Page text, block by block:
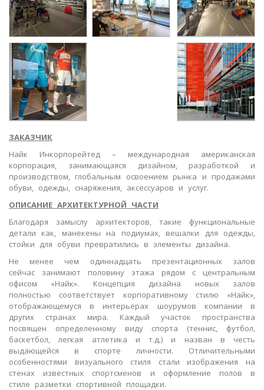
ЗАКАЗЧИК
Найк Инкорпорейтед – международная американская
корпорация, занимающаяся дизайном, разработкой и
производством, глобальным освоением рынка и продажами
обуви, одежды, снаряжения, аксессуаров и услуг.
ОПИСАНИЕ АРХИТЕКТУРНОЙ ЧАСТИ
Благодаря замыслу архитекторов, такие функциональные
детали как, манекены на подиумах, вешалки для одежды,
стойки для обуви превратились в элементы дизайна.
Не менее чем одиннадцать презентационных залов
сейчас занимают половину этажа рядом с центральным
офисом «Найк». Концепция дизайна новых залов
полностью соответствует корпоративному стилю «Найк»,
отображающемуся в интерьерах шоурумов компании в
других странах мира. Каждый участок пространства
посвящен определенному виду спорта (теннис, футбол,
баскетбол, легкая атлетика и т.д.) и назван в честь
выдающейся в спорте личности. Отличительными
особенностями визуального стиля стали изображения на
стенах известных спортсменов и оформление полов в
стиле разметки спортивной площадки.